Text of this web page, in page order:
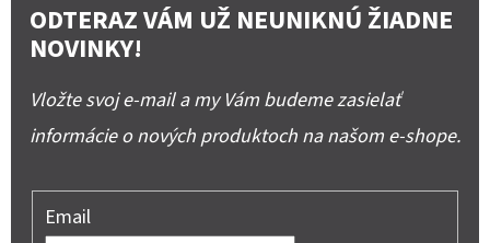
ODTERAZ VÁM UŽ NEUNIKNÚ ŽIADNE
NOVINKY!
Vložte svoj e-mail a my Vám budeme zasielať
informácie o nových produktoch na našom e-shope.
Email